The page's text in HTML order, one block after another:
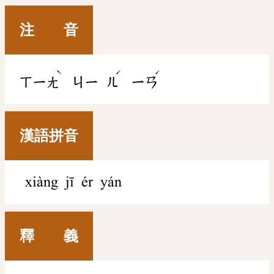
注 音
ㄒㄧㄤ
ˋ
ㄐㄧ ㄦ
ˊ
ㄧㄢ
ˊ
漢語拼音
xiàng jī ér yán
釋 義